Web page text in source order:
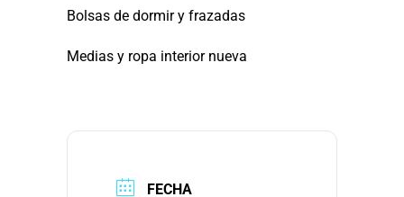
Bolsas de dormir y frazadas
Medias y ropa interior nueva
FECHA